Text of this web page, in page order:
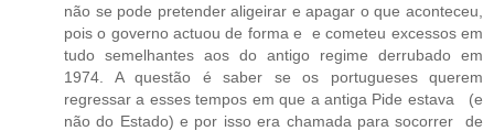
não se pode pretender aligeirar e apagar o que aconteceu,
pois o governo actuou de forma e e cometeu excessos em
tudo semelhantes aos do antigo regime derrubado em
1974. A questão é saber se os portugueses querem
regressar a esses tempos em que a antiga Pide estava (e
não do Estado) e por isso era chamada para socorrer de